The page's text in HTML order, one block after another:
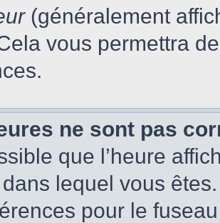
(généralement
vous permettra
ne sont pas
que l’heure
lequel vous
pour le